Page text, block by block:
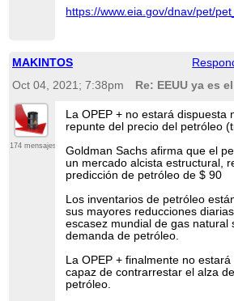
https://www.eia.gov/dnav/pet/
MAKINTOS
Oct 04, 2021; 7:38pm
Re: EEUU ya es
174 mensajes
La OPEP + no estará dispuesta
repunte del precio del petróleo
Goldman Sachs afirma que el
un mercado alcista estructural,
predicción de petróleo de $ 90
Los inventarios de petróleo
sus mayores reducciones
escasez mundial de gas natural
demanda de petróleo.
La OPEP + finalmente no
capaz de contrarrestar el alza
petróleo.